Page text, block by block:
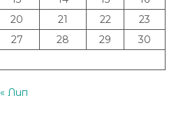
20 21 22
23
27 28 29
30
« Лип